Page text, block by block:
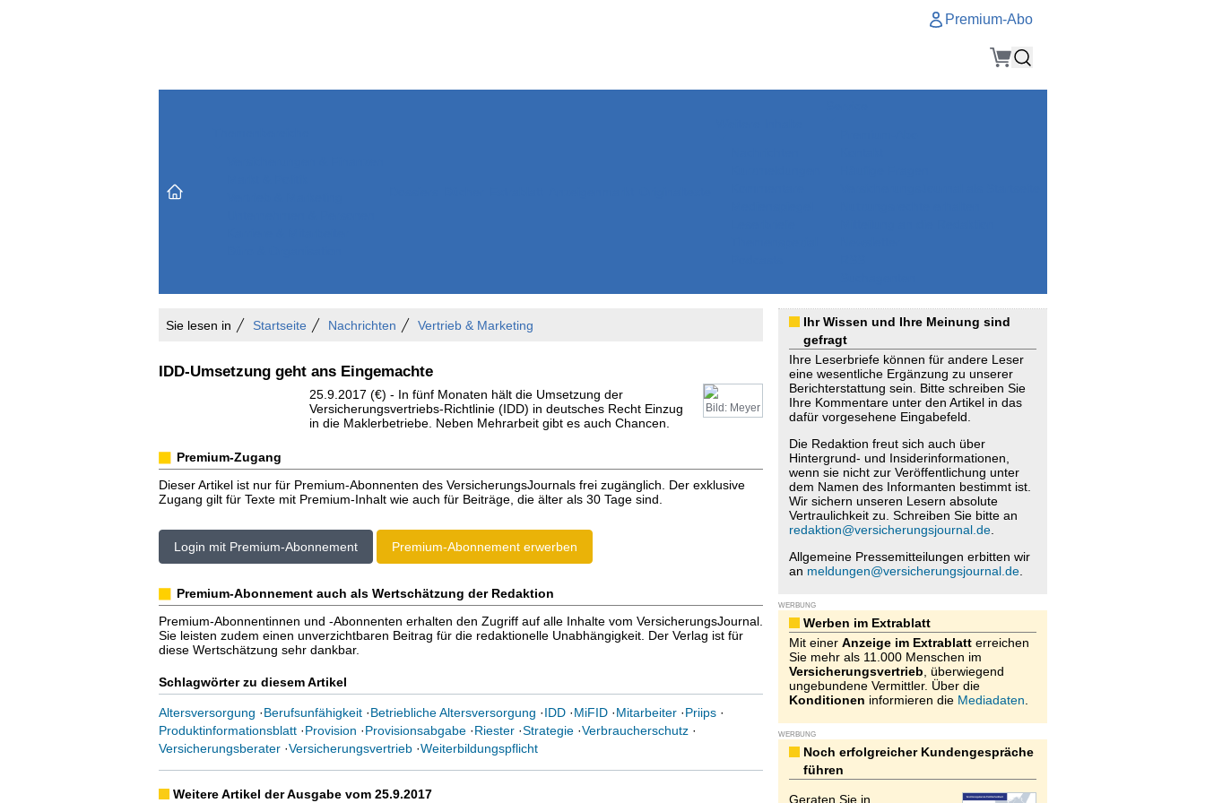
Premium-Abo
Sie lesen in Startseite Nachrichten Vertrieb & Marketing
IDD-Umsetzung geht ans Eingemachte
Bild: Meyer
25.9.2017 (€) - In fünf Monaten hält die Umsetzung der
Versicherungsvertriebs-Richtlinie (IDD) in deutsches Recht Einzug
in die Maklerbetriebe. Neben Mehrarbeit gibt es auch Chancen.
Premium-Zugang
Dieser Artikel ist nur für Premium-Abonnenten des VersicherungsJournals frei zugänglich. Der exklusive
Zugang gilt für Texte mit Premium-Inhalt wie auch für Beiträge, die älter als 30 Tage sind.
Login mit Premium-Abonnement Premium-Abonnement erwerben
Premium-Abonnement auch als Wertschätzung der Redaktion
Premium-Abonnentinnen und -Abonnenten erhalten den Zugriff auf alle Inhalte vom VersicherungsJournal.
Sie leisten zudem einen unverzichtbaren Beitrag für die redaktionelle Unabhängigkeit. Der Verlag ist für
diese Wertschätzung sehr dankbar.
Schlagwörter zu diesem Artikel
Altersversorgung ·Berufsunfähigkeit·Betriebliche Altersversorgung ·IDD·MiFID·Mitarbeiter·Priips·
Produktinformationsblatt·Provision ·Provisionsabgabe·Riester·Strategie·Verbraucherschutz·
Versicherungsberater·Versicherungsvertrieb·Weiterbildungspflicht
Weitere Artikel der Ausgabe vom 25.9.2017
Ihr Wissen und Ihre Meinung sind
gefragt
Ihre Leserbriefe können für andere Leser
eine wesentliche Ergänzung zu unserer
Berichterstattung sein. Bitte schreiben Sie
Ihre Kommentare unter den Artikel in das
dafür vorgesehene Eingabefeld.
Die Redaktion freut sich auch über
Hintergrund- und Insiderinformationen,
wenn sie nicht zur Veröffentlichung unter
dem Namen des Informanten bestimmt ist.
Wir sichern unseren Lesern absolute
Vertraulichkeit zu. Schreiben Sie bitte an
redaktion@versicherungsjournal.de.
Allgemeine Pressemitteilungen erbitten wir
an meldungen@versicherungsjournal.de.
WERBUNG
Werben im Extrablatt
Mit einer Anzeige im Extrablatterreichen
Sie mehr als 11.000 Menschen im
Versicherungsvertrieb , überwiegend
ungebundene Vermittler. Über die
Konditionen informieren die Mediadaten
WERBUNG
Noch erfolgreicher Kundengespräche
führen
Geraten Sie in